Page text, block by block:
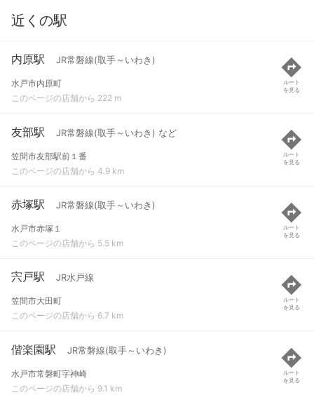
近くの駅
内原駅 JR常磐線(取手～いわき)
水戸市内原町
このページの店舗から 222 m
ルート
を見る
友部駅 JR常磐線(取手～いわき) など
笠間市友部駅前１番
このページの店舗から 4.9 km
ルート
を見る
赤塚駅 JR常磐線(取手～いわき)
水戸市赤塚１
このページの店舗から 5.5 km
ルート
を見る
宍戸駅 JR水戸線
笠間市大田町
このページの店舗から 6.7 km
ルート
を見る
偕楽園駅 JR常磐線(取手～いわき)
水戸市常磐町字神崎
このページの店舗から 9.1 km
ルート
を見る